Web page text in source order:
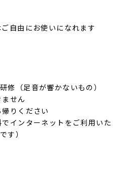
自由にお使いになれます
修（足音が響かないもの）
せん
りください
インターネットをご利用いた
す）